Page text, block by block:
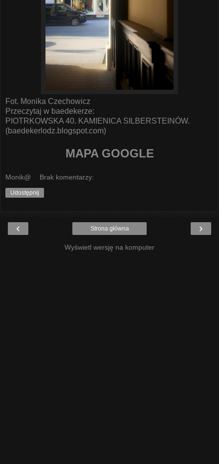
Fot. Monika Czechowicz
Przeczytaj w baedekerze:
PIOTRKOWSKA 40. KAMIENICA SILBERSTEINÓW.
(baedekerlodz.blogspot.com)
MAPA GOOGLE
Monik@ Brak komentarzy:
Udostępnij
‹ ›
Strona główna
Wyświetl wersję na komputer